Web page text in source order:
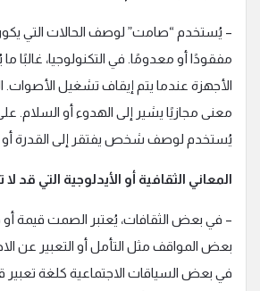
– يُستخدم “صامت” لوصف الحالات التي
مفقودًا أو معدومًا. في التكنولوجيا،
الأجهزة عندما يتم إيقاف تشغيل الأصوات.
معنى مجازيًا يشير إلى الهدوء أو السلام.
يُستخدم لوصف شخص يفتقر إلى القدرة أو
المعاني الثقافية أو الأيدلوجية التي قد
– في بعض الثقافات، يُعتبر الصمت قيمة
بعض المواقف مثل التأمل أو التعبير عن
في بعض السياقات الاجتماعية كلغة